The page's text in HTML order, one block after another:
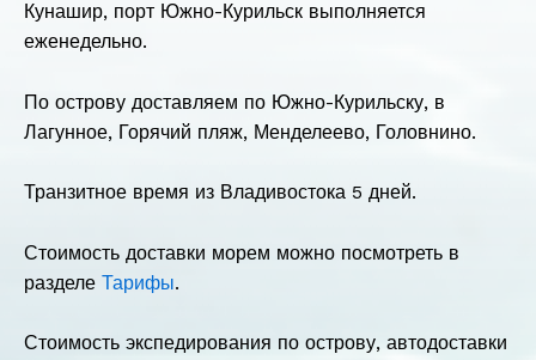
Кунашир, порт Южно-Курильск выполняется
еженедельно.
По острову доставляем по Южно-Курильску, в
Лагунное, Горячий пляж, Менделеево, Головнино.
Транзитное время из Владивостока 5 дней.
Стоимость доставки морем можно посмотреть в
разделе Тарифы.
Стоимость экспедирования по острову, автодоставки